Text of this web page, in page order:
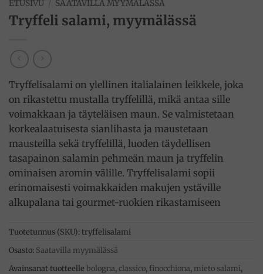
ETUSIVU / SAATAVILLA MYYMÄLÄSSÄ
Tryffeli salami, myymälässä
Tryffelisalami on ylellinen italialainen leikkele, joka
on rikastettu mustalla tryffelillä, mikä antaa sille
voimakkaan ja täyteläisen maun. Se valmistetaan
korkealaatuisesta sianlihasta ja maustetaan
mausteilla sekä tryffelillä, luoden täydellisen
tasapainon salamin pehmeän maun ja tryffelin
ominaisen aromin välille. Tryffelisalami sopii
erinomaisesti voimakkaiden makujen ystäville
alkupalana tai gourmet-ruokien rikastamiseen
Tuotetunnus (SKU):tryffelisalami
Osasto: Saatavilla myymälässä
Avainsanat tuotteelle bologna,classico, finocchiona, mieto salami,